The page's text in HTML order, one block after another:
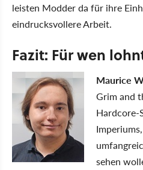
leisten Modder da für ihre
eindrucksvollere Arbeit.
Fazit: Für wen
Maurice
Grim and
Hardcore-
sehen